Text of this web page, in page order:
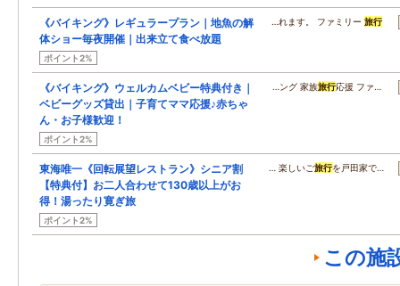
《バイキング》レギュラープラン｜地魚の解
体ショー毎夜開催｜出来立て食べ放題
ポイント2%
…れます。 ファミリー 旅行
《バイキング》ウェルカムベビー特典付き｜
ベビーグッズ貸出｜子育てママ応援♪赤ちゃ
ん・お子様歓迎！
ポイント2%
…ング 家族旅行応援 ファ…
東海唯一《回転展望レストラン》シニア割
【特典付】お二人合わせて130歳以上がお
得！湯ったり寛ぎ旅
ポイント2%
… 楽しいご旅行を戸田家で…
この施